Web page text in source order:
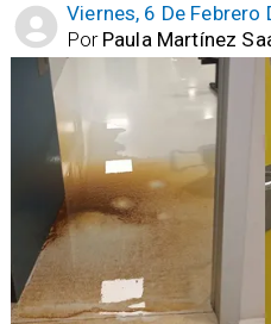
Viernes, 6 De Febrero
Paula Martínez
Por